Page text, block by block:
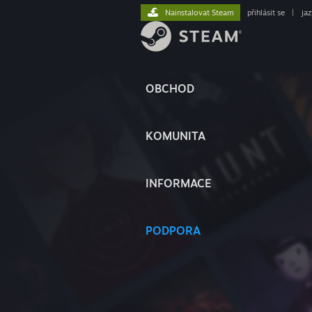
OBCHOD
KOMUNITA
INFORMACE
PODPORA
Nainstalovat Steam přihlásit se